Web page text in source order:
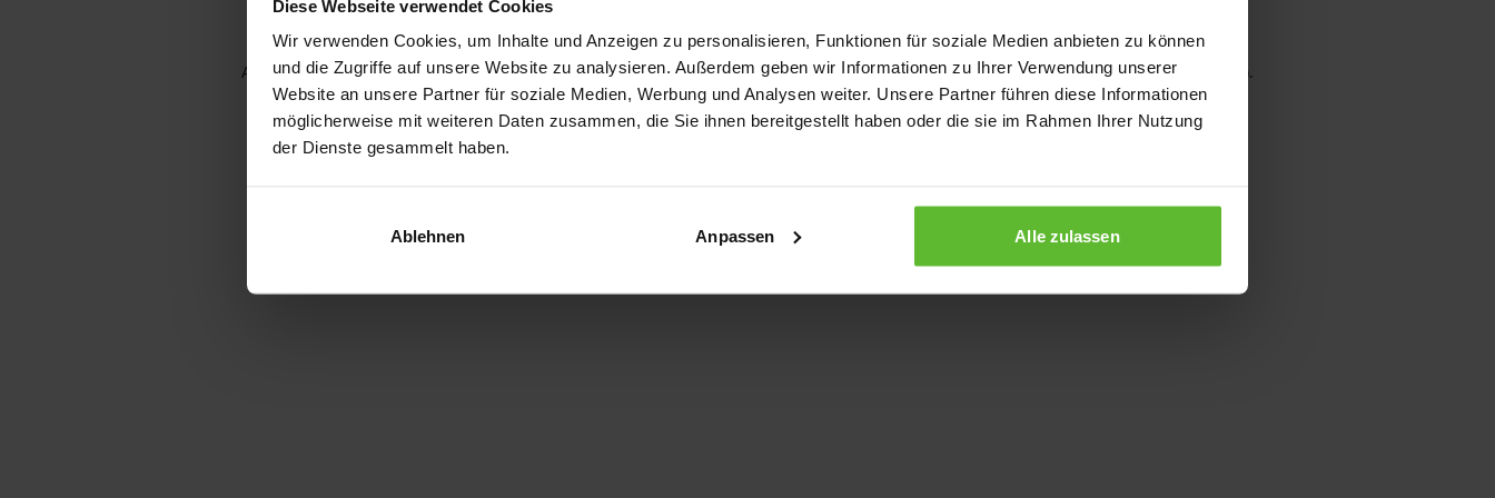
Diese Webseite verwendet Cookies
Wir verwenden Cookies, um Inhalte und Anzeigen zu personalisieren, Funktionen für soziale Medien anbieten zu können
und die Zugriffe auf unsere Website zu analysieren. Außerdem geben wir Informationen zu Ihrer Verwendung unserer
Website an unsere Partner für soziale Medien, Werbung und Analysen weiter. Unsere Partner führen diese Informationen
möglicherweise mit weiteren Daten zusammen, die Sie ihnen bereitgestellt haben oder die sie im Rahmen Ihrer Nutzung
der Dienste gesammelt haben.
Ablehnen Anpassen Alle zulassen
Application error: a client-side exception has occurred while loading www.kurzwego.de (see the browser console for more information).